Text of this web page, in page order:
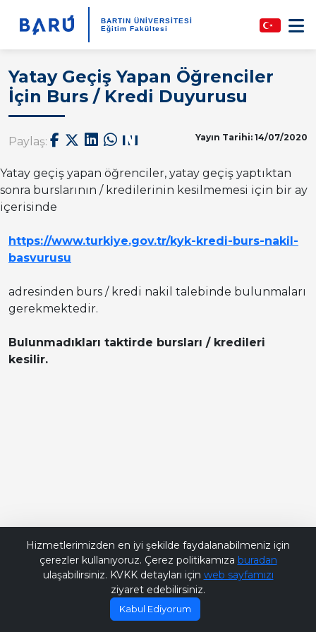
BARTIN ÜNİVERSİTESİ
Eğitim Fakültesi
Yatay Geçiş Yapan Öğrenciler
İçin Burs / Kredi Duyurusu
Paylaş: Yayın Tarihi: 14/07/2020
Yatay geçiş yapan öğrenciler, yatay geçiş yaptıktan
sonra burslarının / kredilerinin kesilmemesi için bir ay
içerisinde
https://www.turkiye.gov.tr/kyk-kredi-burs-nakil-
basvurusu
adresinden burs / kredi nakil talebinde bulunmaları
gerekmektedir.
Bulunmadıkları taktirde bursları / kredileri
kesilir.
Hizmetlerimizden en iyi şekilde faydalanabilmeniz için
çerezler kullanıyoruz. Çerez politikamıza buradan
ulaşabilirsiniz. KVKK detayları için web sayfamızı
ziyaret edebilirsiniz.
Kabul Ediyorum
Bana Soru Sor | Ask Me